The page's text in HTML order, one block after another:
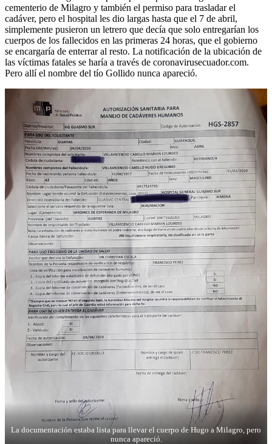
cementerio de Milagro y también el permiso para trasladar el
cadáver, pero el hospital les dio largas hasta que el 7 de abril,
simplemente pusieron un letrero que decía que solo entregarían los
cuerpos de los fallecidos en las primeras 24 horas, que el gobierno
se encargaría de enterrar al resto. La notificación de la ubicación de
las víctimas fatales se haría a través de coronavirusecuador.com.
Pero allí el nombre del tío Gollido nunca apareció.
La documentación estaba lista para llevar el cuerpo de Hugo a Milagro, pero
nunca apareció.